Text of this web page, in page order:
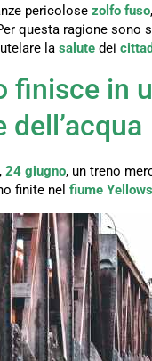
pericolose zolfo fuso,
questa ragione sono
la salute dei
finisce in
24 giugno, un treno
finite nel fiume